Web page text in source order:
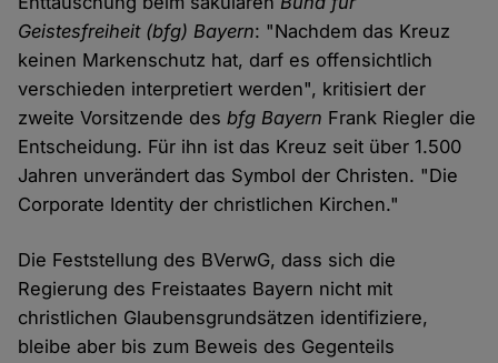
Geistesfreiheit (bfg) Bayern: "Nachdem das Kreuz
keinen Markenschutz hat, darf es offensichtlich
verschieden interpretiert werden", kritisiert der
zweite Vorsitzende desbfg Bayern Frank Riegler die
Entscheidung. Für ihn ist das Kreuz seit über 1.500
Jahren unverändert das Symbol der Christen. "Die
Corporate Identity der christlichen Kirchen."
Die Feststellung des BVerwG, dass sich die
Regierung des Freistaates Bayern nicht mit
christlichen Glaubensgrundsätzen identifiziere,
bleibe aber bis zum Beweis des Gegenteils